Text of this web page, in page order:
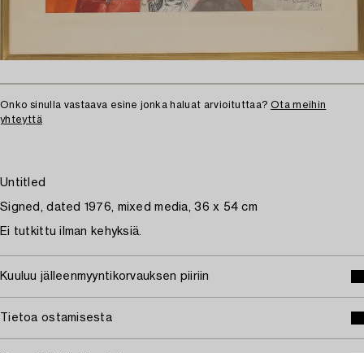
Onko sinulla vastaava esine jonka haluat arvioituttaa? Ota meihin
yhteyttä
Untitled
Signed, dated 1976, mixed media, 36 x 54 cm
Ei tutkittu ilman kehyksiä.
Kuuluu jälleenmyyntikorvauksen piiriin
Tietoa ostamisesta